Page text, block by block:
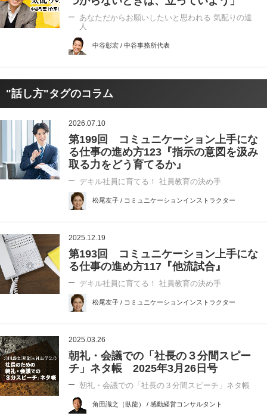
あなただからお願いしたいと思われる 気配りの達
人
中谷彰宏 / 中谷事務所代表
"話し方"タグのコラム
2026.07.10
第199回 コミュニケーション上手にな
る仕事の進め方123『指示の意図を汲み
取る力をどう育てるか』
デキル社員に育てる！ 社員教育の決め手
松尾友子 / コミュニケーションインストラクター
2025.12.19
第193回 コミュニケーション上手にな
る仕事の進め方117『他流試合』
デキル社員に育てる！ 社員教育の決め手
松尾友子 / コミュニケーションインストラクター
2025.03.26
朝礼・会議での「社長の３分間スピー
チ」ネタ帳 2025年3月26日号
朝礼・会議での「社長の３分間スピーチ」ネタ帳
角田識之（臥龍） / 感動経営コンサルタント